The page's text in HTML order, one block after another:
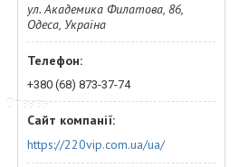
Отзывы
ул. Академика Филатова, 86,
Одеса, Україна
+380 (68) 873-37-74
https://220vip.com.ua/ua/